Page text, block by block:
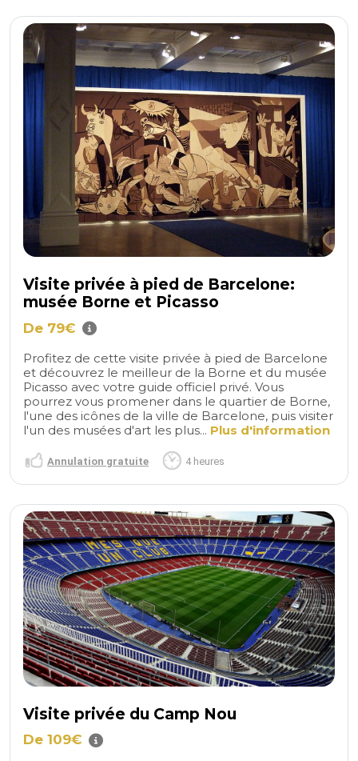
Visite privée à pied de Barcelone:
musée Borne et Picasso
De 79€
Profitez de cette visite privée à pied de Barcelone
et découvrez le meilleur de la Borne et du musée
Picasso avec votre guide officiel privé. Vous
pourrez vous promener dans le quartier de Borne,
l'une des icônes de la ville de Barcelone, puis visiter
l'un des musées d'art les plus... Plus d'information
Annulation gratuite 4 heures
Visite privée du Camp Nou
De 109€